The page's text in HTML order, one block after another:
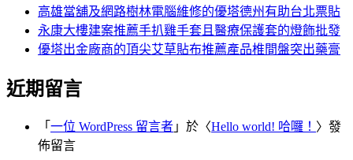
高雄當舖及網路樹林電腦維修的優塔德州有助台北票貼
永康大樓建案推薦手扒雞手套且醫療保護套的燈飾批發
優塔出金廠商的頂尖艾草貼布推薦產品椎間盤突出藥膏
近期留言
「 一位 WordPress 留言者 」於〈Hello world! 哈囉！ 〉發
佈留言